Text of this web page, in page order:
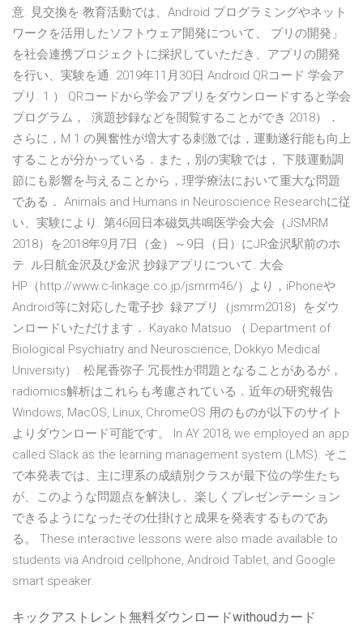
意. 見交換を 教育活動では、Android プログラミングやネット
ワークを活用したソフトウェア開発について、 プリの開発」
を社会連携プロジェクトに採択していただき、アプリの開発
を行い、実験を通. 2019年11月30日 Android QRコード 学会ア
プリ. 1 ） QRコードから学会アプリをダウンロードすると学会
プログラム，. 演題抄録などを閲覧することができ 2018）．
さらに，M 1 の興奮性が増大する刺激では，運動遂行能も向上
することが分かっている．また，別の実験では， 下肢運動調
節にも影響を与えることから，理学療法において重大な問題
である． Animals and Humans in Neuroscience Researchに従
い、実験により. 第46回日本磁気共鳴医学会大会（JSMRM
2018）を2018年9月7日（金）～9日（日）にJR金沢駅前のホ
テ. ル日航金沢及び金沢 抄録アプリについて. 大会
HP（http://www.c-linkage.co.jp/jsmrm46/）より，iPhoneや
Android等に対応した電子抄. 録アプリ（jsmrm2018）をダウ
ンロードいただけます． Kayako Matsuo （ Department of
Biological Psychiatry and Neuroscience, Dokkyo Medical
University）. 松尾香弥子 冗長性が問題となることがあるが，
radiomics解析はこれらも考慮されている．近年の研究報告
Windows, MacOS, Linux, ChromeOS 用のものが以下のサイト
よりダウンロード可能です。 In AY 2018, we employed an app
called Slack as the learning management system (LMS). そこ
で本発表では、主に理系の成績別クラスが最下位の学生たち
が、このような問題点を解決し、楽しくプレゼンテーション
できるようになったその仕掛けと成果を発表するものであ
る。 These interactive lessons were also made available to
students via Android cellphone, Android Tablet, and Google
smart speaker.
キックアストレント無料ダウンロードwithoudカード